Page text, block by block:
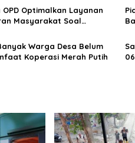
Optimalkan Layanan
Masyarakat Soal
Warga Desa Belum
Koperasi Merah Putih